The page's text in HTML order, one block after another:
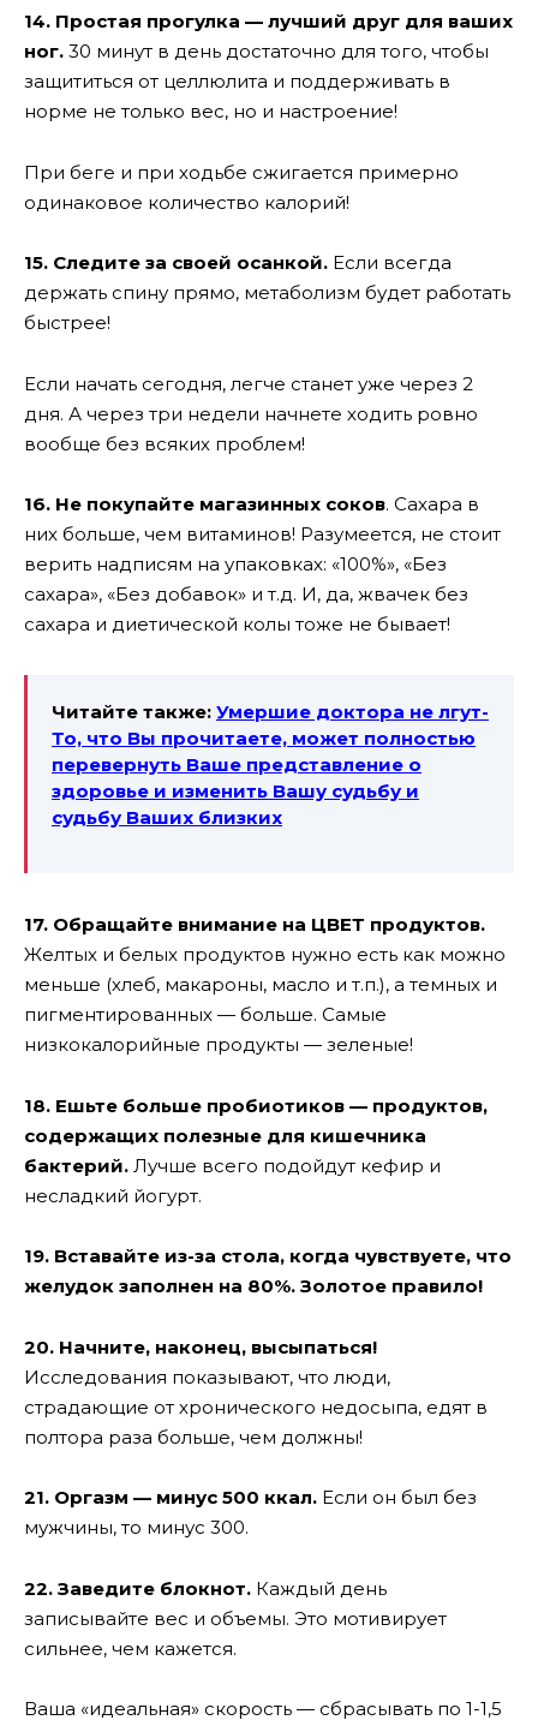
14. Простая прогулка — лучший друг для ваших
ног. 30 минут в день достаточно для того, чтобы
защититься от целлюлита и поддерживать в
норме не только вес, но и настроение!
При беге и при ходьбе сжигается примерно
одинаковое количество калорий!
15. Следите за своей осанкой. Если всегда
держать спину прямо, метаболизм будет работать
быстрее!
Если начать сегодня, легче станет уже через 2
дня. А через три недели начнете ходить ровно
вообще без всяких проблем!
16. Не покупайте магазинных соков. Сахара в
них больше, чем витаминов! Разумеется, не стоит
верить надписям на упаковках: «100%», «Без
сахара», «Без добавок» и т.д. И, да, жвачек без
сахара и диетической колы тоже не бывает!
Читайте также: Умершие доктора не лгут-
То, что Вы прочитаете, может полностью
перевернуть Ваше представление о
здоровье и изменить Вашу судьбу и
судьбу Ваших близких
17. Обращайте внимание на ЦВЕТ продуктов.
Желтых и белых продуктов нужно есть как можно
меньше (хлеб, макароны, масло и т.п.), а темных и
пигментированных — больше. Самые
низкокалорийные продукты — зеленые!
18. Ешьте больше пробиотиков — продуктов,
содержащих полезные для кишечника
бактерий. Лучше всего подойдут кефир и
несладкий йогурт.
19. Вставайте из-за стола, когда чувствуете, что
желудок заполнен на 80%. Золотое правило!
20. Начните, наконец, высыпаться!
Исследования показывают, что люди,
страдающие от хронического недосыпа, едят в
полтора раза больше, чем должны!
21. Оргазм — минус 500 ккал. Если он был без
мужчины, то минус 300.
22. Заведите блокнот. Каждый день
записывайте вес и объемы. Это мотивирует
сильнее, чем кажется.
Ваша «идеальная» скорость — сбрасывать по 1-1,5